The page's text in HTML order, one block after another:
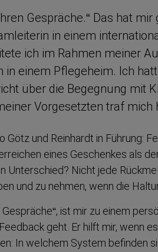
Gespräche.“ Das hat mir
in einem
ich im Rahmen meiner
in einem Pflegeheim. Ich
über die Begegnung mit
Vorgesetzten traf mich
und Reinhardt in Führung:
eines Geschenkes als
Unterschied? Nicht jede
und zu nehmen, wenn die
ist mir zu einem
geht. Er hilft mir, wenn
In welchem System befinden